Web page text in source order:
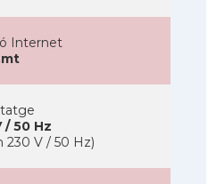
Internet
/ 50 Hz
230 V / 50 Hz)